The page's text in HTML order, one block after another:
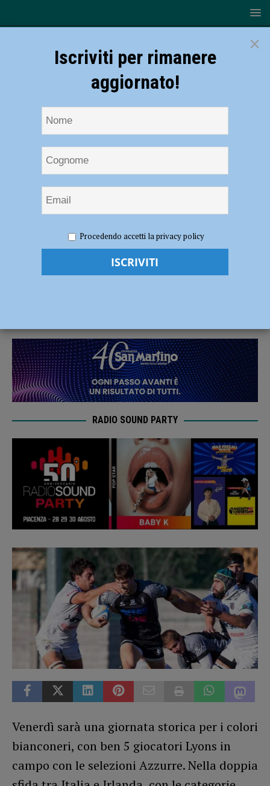
convocati con le Nazionali Azzurre
Rugby – Lyons, 5 atleti bianconeri
RADIO SOUND PARTY
Venerdì sarà una giornata storica per i colori
bianconeri, con ben 5 giocatori Lyons in
campo con le selezioni Azzurre. Nella doppia
×
Iscriviti per rimanere
aggiornato!
Procedendo accetti la privacy policy